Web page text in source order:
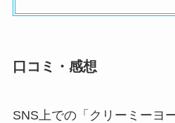
口コミ・感想
SNS上での「クリーミーヨ